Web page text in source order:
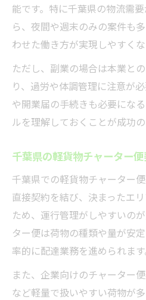
能です。特に千葉県の物流需
ら、夜間や週末のみの案件も
わせた働き方が実現しやすくな
ただし、副業の場合は本業と
り、過労や体調管理に注意が
や開業届の手続きも必要にな
ルを理解しておくことが成功の
千葉県の軽貨物チャーター
千葉県での軽貨物チャーター
直接契約を結び、決まったエ
ため、運行管理がしやすいの
ター便は荷物の種類や量が安
率的に配達業務を進められます
また、企業向けのチャーター
など軽量で扱いやすい荷物が